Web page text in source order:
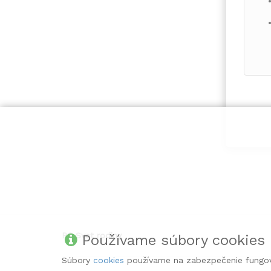
RC Svet rodiny
Používame súbory cookies
Súbory cookies používame na zabezpečenie